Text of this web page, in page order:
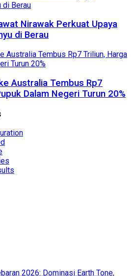
Nirawak Perkuat Upaya
di Berau
Australia Tembus Rp7
Dalam Negeri Turun 20%